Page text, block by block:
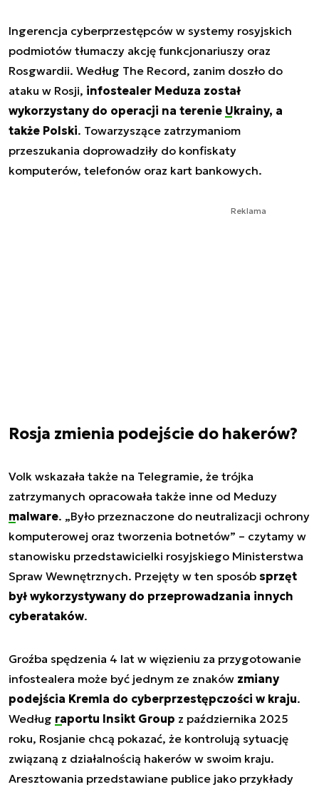
Ingerencja cyberprzestępców w systemy rosyjskich
podmiotów tłumaczy akcję funkcjonariuszy oraz
Rosgwardii. Według The Record, zanim doszło do
ataku w Rosji, infostealer Meduza został
wykorzystany do operacji na terenie Ukrainy, a
także Polski. Towarzyszące zatrzymaniom
przeszukania doprowadziły do konfiskaty
komputerów, telefonów oraz kart bankowych.
Reklama
Rosja zmienia podejście do hakerów?
Volk wskazała także na Telegramie, że trójka
zatrzymanych opracowała także inne od Meduzy
malware. „Było przeznaczone do neutralizacji ochrony
komputerowej oraz tworzenia botnetów” – czytamy w
stanowisku przedstawicielki rosyjskiego Ministerstwa
Spraw Wewnętrznych. Przejęty w ten sposób sprzęt
był wykorzystywany do przeprowadzania innych
cyberataków.
Groźba spędzenia 4 lat w więzieniu za przygotowanie
infostealera może być jednym ze znaków zmiany
podejścia Kremla do cyberprzestępczości w kraju.
Według raportu Insikt Group z października 2025
roku, Rosjanie chcą pokazać, że kontrolują sytuację
związaną z działalnością hakerów w swoim kraju.
Aresztowania przedstawiane publice jako przykłady